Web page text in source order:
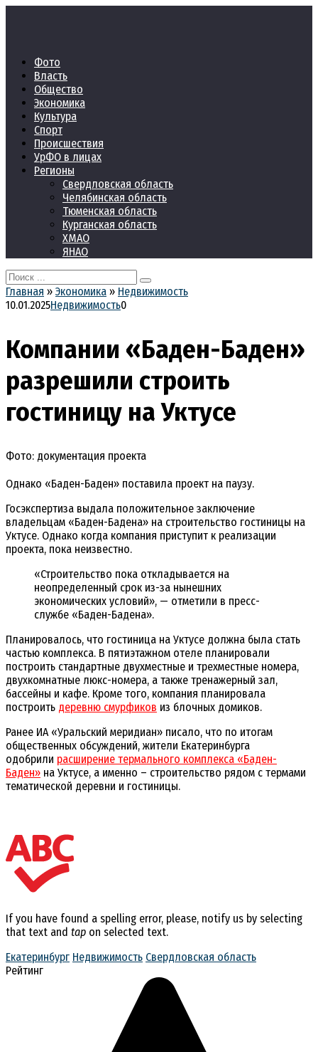
Фото
Власть
Общество
Экономика
Культура
Спорт
Происшествия
УрФО в лицах
Регионы
Свердловская область
Челябинская область
Тюменская область
Курганская область
ХМАО
ЯНАО
Search
for:
Главная » Экономика » Недвижимость
10.01.2025Недвижимость0
Компании «Баден-Баден»
разрешили строить
гостиницу на Уктусе
Фото: документация проекта
Однако «Баден-Баден» поставила проект на паузу.
Госэкспертиза выдала положительное заключение
владельцам «Баден-Бадена» на строительство гостиницы на
Уктусе. Однако когда компания приступит к реализации
проекта, пока неизвестно.
«Строительство пока откладывается на
неопределенный срок из-за нынешних
экономических условий», — отметили в пресс-
службе «Баден-Бадена».
Планировалось, что гостиница на Уктусе должна была стать
частью комплекса. В пятиэтажном отеле планировали
построить стандартные двухместные и трехместные номера,
двухкомнатные люкс-номера, а также тренажерный зал,
бассейны и кафе. Кроме того, компания планировала
построить деревню смурфиков из блочных домиков.
Ранее ИА «Уральский меридиан» писало, что по итогам
общественных обсуждений, жители Екатеринбурга
одобрили расширение термального комплекса «Баден-
Баден» на Уктусе, а именно – строительство рядом с термами
тематической деревни и гостиницы.
If you have found a spelling error, please, notify us by selecting
that text and tap on selected text.
Екатеринбург Недвижимость Свердловская область
Рейтинг